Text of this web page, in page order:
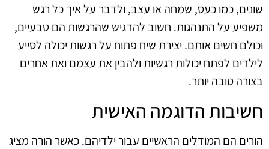
שונים, כמו כעס, שמחה או עצב, ולדבר על איך כל רגש
משפיע על התנהגות. חשוב להדגיש שהרגשות הם טבעיים,
וכולם חשים אותם. יצירת שיח פתוח על רגשות יכולה לסייע
לילדים לפתח יכולות רגשיות ולהבין את עצמם ואת אחרים
בצורה טובה יותר.
חשיבות הדוגמה האישית
הורים הם המודלים הראשיים עבור ילדיהם. כאשר הורה מציג